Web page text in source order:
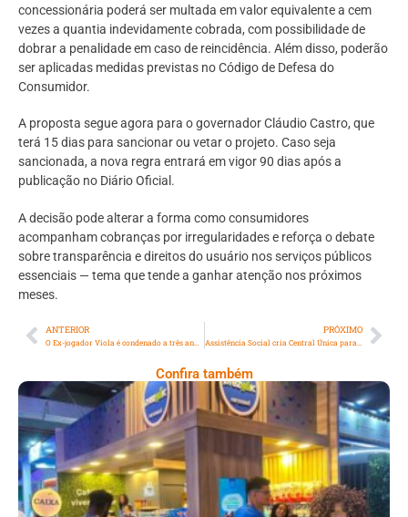
concessionária poderá ser multada em valor equivalente a cem
vezes a quantia indevidamente cobrada, com possibilidade de
dobrar a penalidade em caso de reincidência. Além disso, poderão
ser aplicadas medidas previstas no Código de Defesa do
Consumidor.
A proposta segue agora para o governador Cláudio Castro, que
terá 15 dias para sancionar ou vetar o projeto. Caso seja
sancionada, a nova regra entrará em vigor 90 dias após a
publicação no Diário Oficial.
A decisão pode alterar a forma como consumidores
acompanham cobranças por irregularidades e reforça o debate
sobre transparência e direitos do usuário nos serviços públicos
essenciais — tema que tende a ganhar atenção nos próximos
meses.
ANTERIOR PRÓXIMO
Confira também
Cencosud Promove Inovação No Brasil
Com A Participação Do Prezunic No Rio
Innovation Week 2026